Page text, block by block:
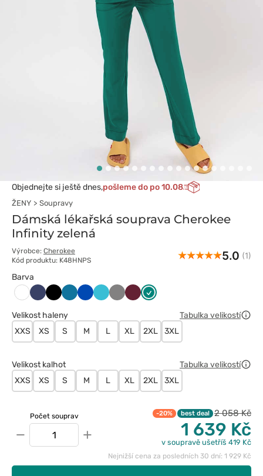
Objednejte si ještě dnes,pošleme do po 10.08
ŽENY Soupravy
Dámská lékařská souprava Cherokee
Infinity zelená
Výrobce: Cherokee
Kód produktu: K48HNPS
5.0 (1)
Barva
Biały CiemnyCzarnyKaraibskiKrólewski
MorskiSzary Wiśniowy
Zielony
Velikost haleny
Tabulka velikostí
XXS
XS S M L XL 2XL 3XL
Velikost kalhot
Tabulka velikostí
XXS
XS S M L XL 2XL 3XL
Počet souprav
− +
-20% best deal 2 058 Kč
1 639 Kč
v soupravě ušetříš 419 Kč
Nejnižší cena za posledních 30 dní: 1 929 Kč